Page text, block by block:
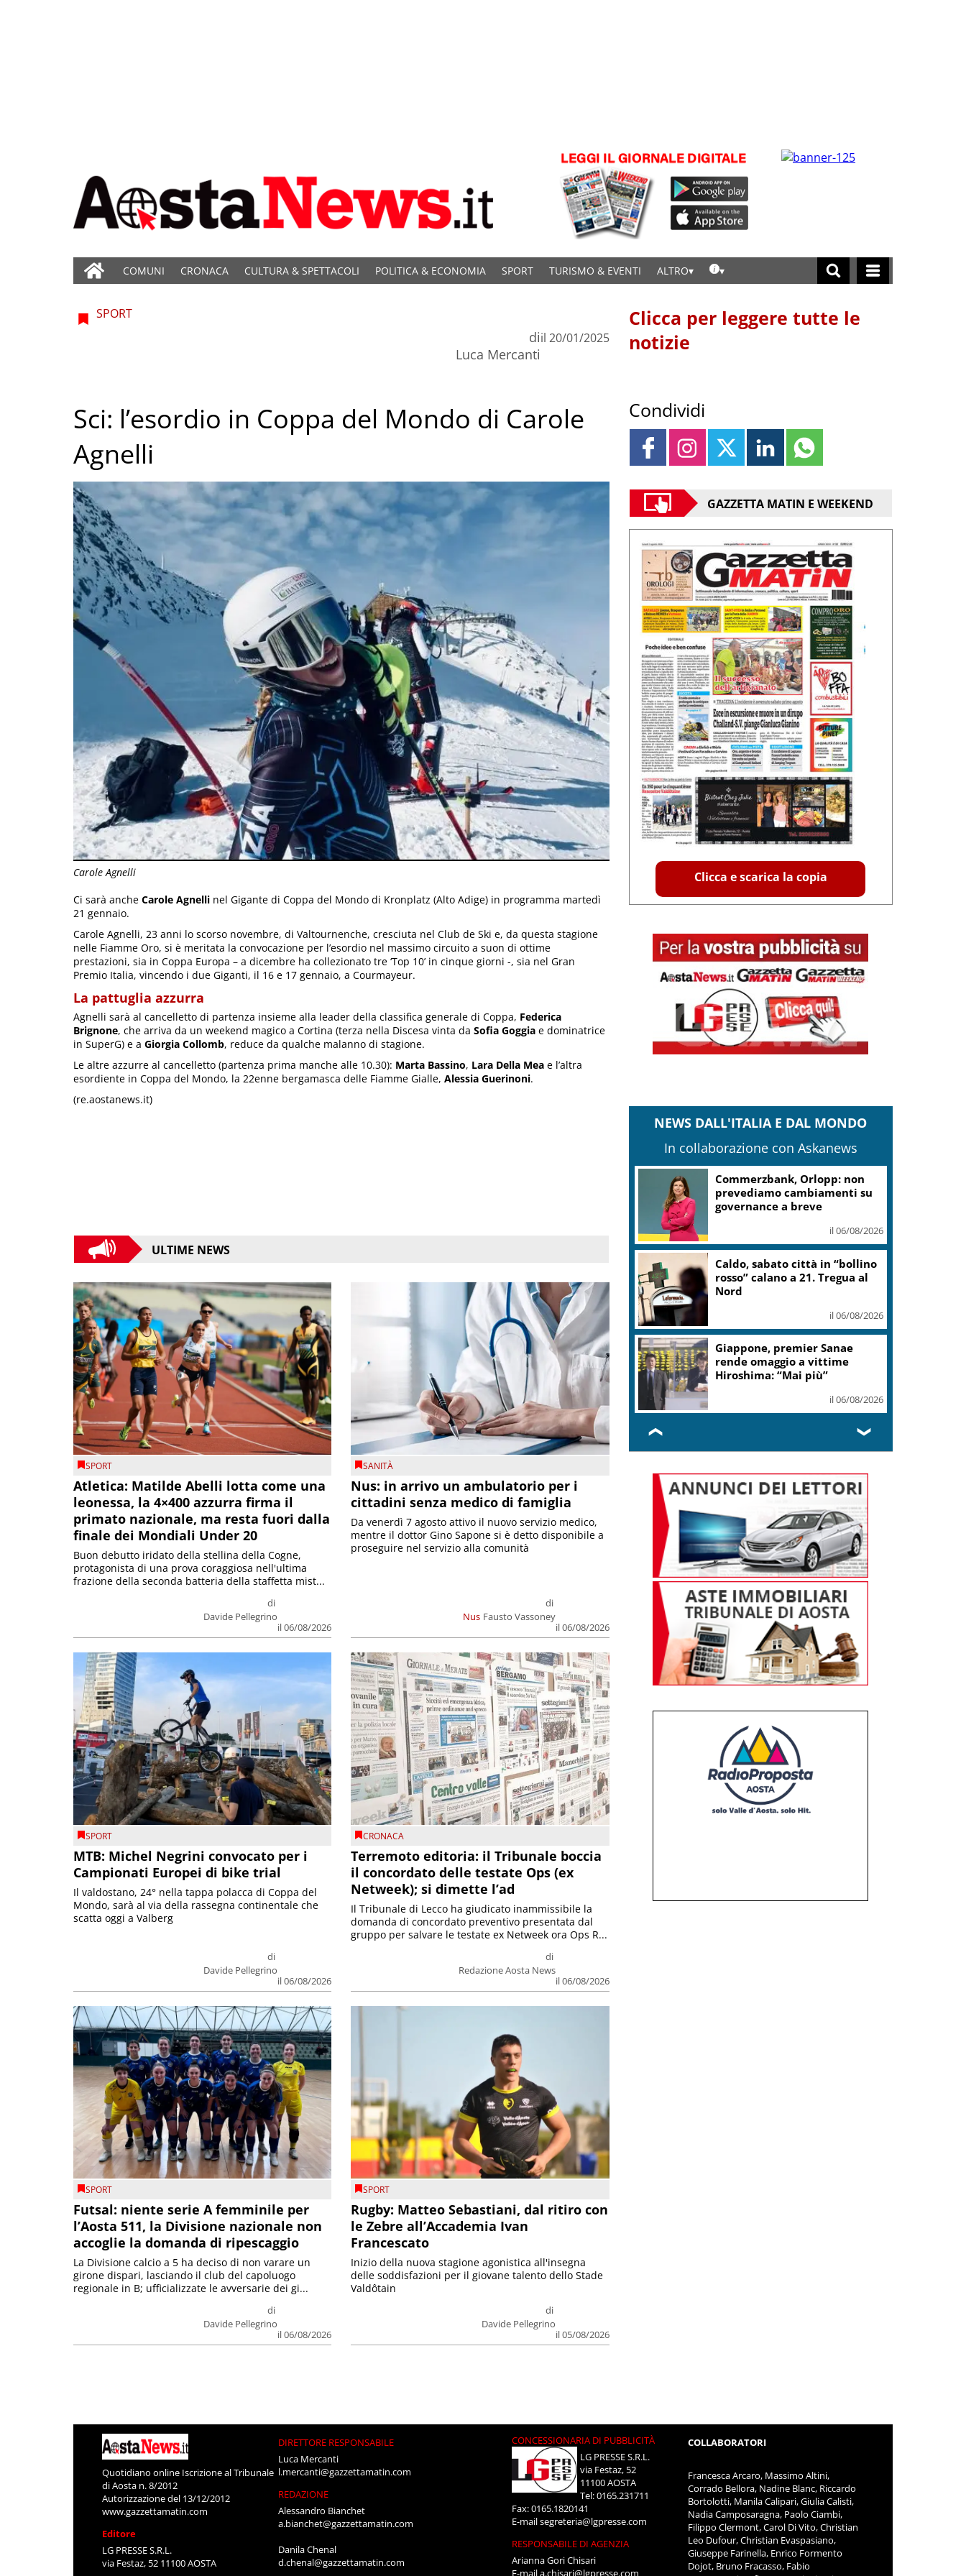
COMUNI CRONACA CULTURA & SPETTACOLI POLITICA & ECONOMIA SPORT TURISMO & EVENTI ALTRO
Carole Agnelli
SPORT
di
Luca Mercanti
il 20/01/2025
Sci: l’esordio in Coppa del Mondo di Carole
Agnelli
Ci sarà anche Carole Agnelli nel Gigante di Coppa del Mondo di Kronplatz (Alto Adige) in programma martedì
21 gennaio.
Carole Agnelli, 23 anni lo scorso novembre, di Valtournenche, cresciuta nel Club de Ski e, da questa stagione
nelle Fiamme Oro, si è meritata la convocazione per l’esordio nel massimo circuito a suon di ottime
prestazioni, sia in Coppa Europa – a dicembre ha collezionato tre ‘Top 10’ in cinque giorni -, sia nel Gran
Premio Italia, vincendo i due Giganti, il 16 e 17 gennaio, a Courmayeur.
La pattuglia azzurra
Agnelli sarà al cancelletto di partenza insieme alla leader della classifica generale di Coppa, Federica
Brignone, che arriva da un weekend magico a Cortina (terza nella Discesa vinta da Sofia Goggia e dominatrice
in SuperG) e a Giorgia Collomb, reduce da qualche malanno di stagione.
Le altre azzurre al cancelletto (partenza prima manche alle 10.30): Marta Bassino, Lara Della Mea e l’altra
esordiente in Coppa del Mondo, la 22enne bergamasca delle Fiamme Gialle, Alessia Guerinoni.
(re.aostanews.it)
ULTIME NEWS
SPORT
Atletica: Matilde Abelli lotta come una
leonessa, la 4×400 azzurra firma il
primato nazionale, ma resta fuori dalla
finale dei Mondiali Under 20
di
Davide Pellegrino
il 06/08/2026
Buon debutto iridato della stellina della Cogne,
protagonista di una prova coraggiosa nell'ultima
frazione della seconda batteria della staffetta mist...
SANITÀ
Nus: in arrivo un ambulatorio per i
cittadini senza medico di famiglia
Nus
di
Fausto Vassoney
il 06/08/2026
Da venerdì 7 agosto attivo il nuovo servizio medico,
mentre il dottor Gino Sapone si è detto disponibile a
proseguire nel servizio alla comunità
SPORT
MTB: Michel Negrini convocato per i
Campionati Europei di bike trial
di
Davide Pellegrino
il 06/08/2026
Il valdostano, 24° nella tappa polacca di Coppa del
Mondo, sarà al via della rassegna continentale che
scatta oggi a Valberg
CRONACA
Terremoto editoria: il Tribunale boccia
il concordato delle testate Ops (ex
Netweek); si dimette l’ad
di
Redazione Aosta News
il 06/08/2026
Il Tribunale di Lecco ha giudicato inammissibile la
domanda di concordato preventivo presentata dal
gruppo per salvare le testate ex Netweek ora Ops R...
SPORT
Futsal: niente serie A femminile per
l’Aosta 511, la Divisione nazionale non
accoglie la domanda di ripescaggio
di
Davide Pellegrino
il 06/08/2026
La Divisione calcio a 5 ha deciso di non varare un
girone dispari, lasciando il club del capoluogo
regionale in B; ufficializzate le avversarie dei gi...
SPORT
Rugby: Matteo Sebastiani, dal ritiro con
le Zebre all’Accademia Ivan
Francescato
di
Davide Pellegrino
il 05/08/2026
Inizio della nuova stagione agonistica all'insegna
delle soddisfazioni per il giovane talento dello Stade
Valdôtain
Clicca per leggere tutte le
notizie
Condividi
GAZZETTA MATIN E WEEKEND
Clicca e scarica la copia
NEWS DALL'ITALIA E DAL MONDO
In collaborazione con Askanews
Commerzbank, Orlopp: non
prevediamo cambiamenti su
governance a breve
il 06/08/2026
Caldo, sabato città in “bollino
rosso” calano a 21. Tregua al
Nord
il 06/08/2026
Giappone, premier Sanae
rende omaggio a vittime
Hiroshima: “Mai più”
il 06/08/2026
❮ ❯
Quotidiano online Iscrizione al Tribunale
di Aosta n. 8/2012
Autorizzazione del 13/12/2012
www.gazzettamatin.com
Editore
LG PRESSE S.R.L.
via Festaz, 52 11100 AOSTA
DIRETTORE RESPONSABILE
Luca Mercanti
l.mercanti@gazzettamatin.com
REDAZIONE
Alessandro Bianchet
a.bianchet@gazzettamatin.com
Danila Chenal
d.chenal@gazzettamatin.com
CONCESSIONARIA DI PUBBLICITÀ
LG PRESSE S.R.L.
via Festaz, 52
11100 AOSTA
Tel: 0165.231711
Fax: 0165.1820141
E-mailsegreteria@lgpresse.com
RESPONSABILE DI AGENZIA
Arianna Gori Chisari
E-maila.chisari@lgpresse.com
COLLABORATORI
Francesca Arcaro, Massimo Altini,
Corrado Bellora, Nadine Blanc, Riccardo
Bortolotti, Manila Calipari, Giulia Calisti,
Nadia Camposaragna, Paolo Ciambi,
Filippo Clermont, Carol Di Vito, Christian
Leo Dufour, Christian Evaspasiano,
Giuseppe Farinella, Enrico Formento
Dojot, Bruno Fracasso, Fabio